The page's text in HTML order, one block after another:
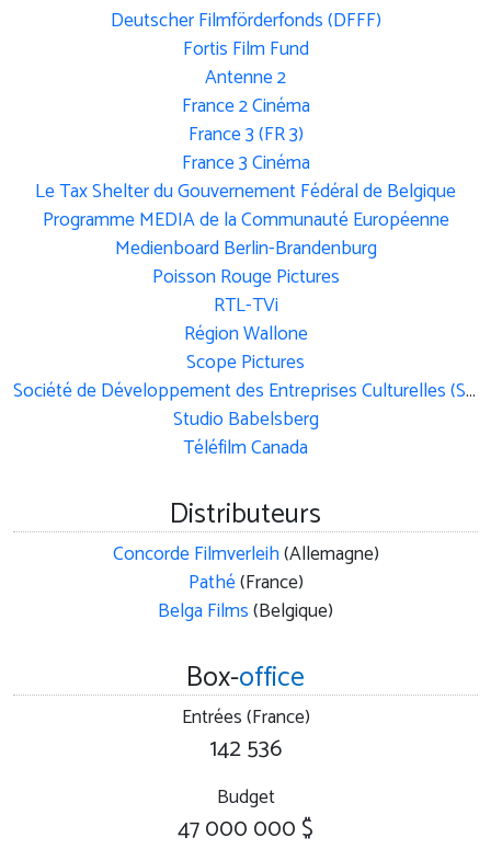
Deutscher Filmförderfonds (DFFF)
Fortis Film Fund
Antenne 2
France 2 Cinéma
France 3 (FR 3)
France 3 Cinéma
Le Tax Shelter du Gouvernement Fédéral de Belgique
Programme MEDIA de la Communauté Européenne
Medienboard Berlin-Brandenburg
Poisson Rouge Pictures
RTL-TVi
Région Wallone
Scope Pictures
Société de Développement des Entreprises Culturelles (SODEC)
Studio Babelsberg
Téléfilm Canada
Distributeurs
Concorde Filmverleih(Allemagne)
Pathé(France)
Belga Films(Belgique)
Box-office
Entrées (France)
142 536
Budget
47 000 000 $